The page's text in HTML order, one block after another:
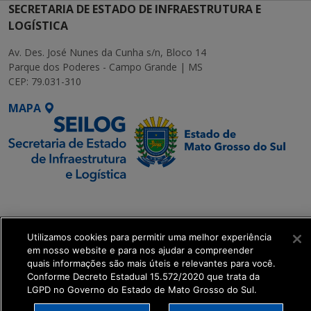
SECRETARIA DE ESTADO DE INFRAESTRUTURA E
LOGÍSTICA
Av. Des. José Nunes da Cunha s/n, Bloco 14
Parque dos Poderes - Campo Grande | MS
CEP: 79.031-310
MAPA
Executiva de
Transformação Digital
get_footer();
Utilizamos cookies para permitir uma melhor experiência
em nosso website e para nos ajudar a compreender
quais informações são mais úteis e relevantes para você.
Conforme Decreto Estadual 15.572/2020 que trata da
LGPD no Governo do Estado de Mato Grosso do Sul.